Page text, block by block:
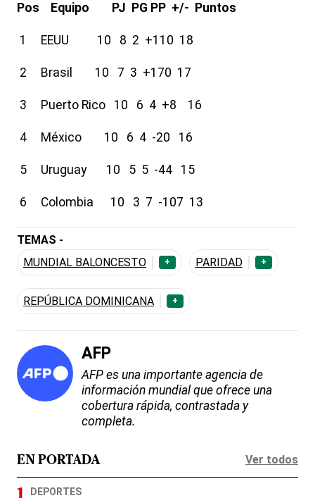
Pos Equipo PJ PG PP +/- Puntos
1 EEUU 10 8 2 +110 18
2 Brasil 10 7 3 +170 17
3 Puerto Rico 10 6 4 +8 16
4 México 10 6 4 -20 16
5 Uruguay 10 5 5 -44 15
6 Colombia 10 3 7 -107 13
TEMAS -
MUNDIAL BALONCESTO
+ PARIDAD +
REPÚBLICA DOMINICANA +
AFP
AFP es una importante agencia de
información mundial que ofrece una
cobertura rápida, contrastada y
completa.
EN PORTADA Ver todos
DEPORTES